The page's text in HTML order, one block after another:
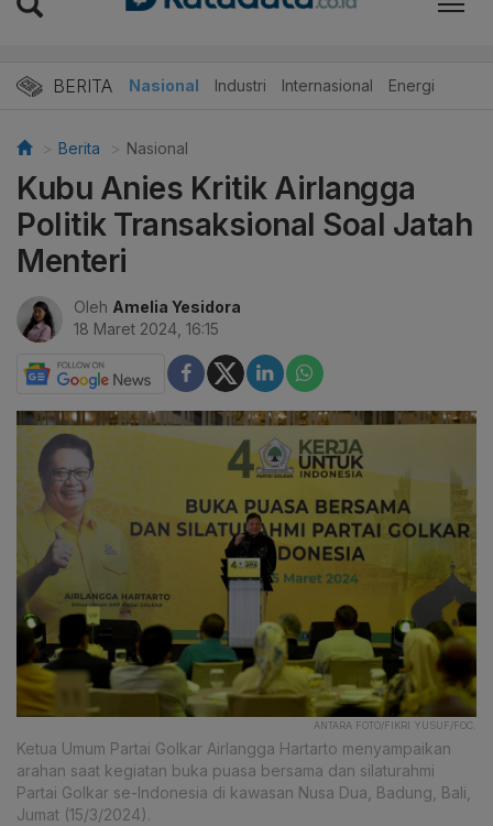
BERITA Nasional Industri Internasional Energi
Berita Nasional
Kubu Anies Kritik Airlangga
Politik Transaksional Soal Jatah
Menteri
Oleh Amelia Yesidora
18 Maret 2024, 16:15
ANTARA FOTO/FIKRI YUSUF/FOC.
Ketua Umum Partai Golkar Airlangga Hartarto menyampaikan
arahan saat kegiatan buka puasa bersama dan silaturahmi
Partai Golkar se-Indonesia di kawasan Nusa Dua, Badung, Bali,
Jumat (15/3/2024).